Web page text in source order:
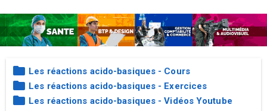
Les réactions acido-basiques - Cours
Les réactions acido-basiques - Exercices
Les réactions acido-basiques - Vidéos Youtube